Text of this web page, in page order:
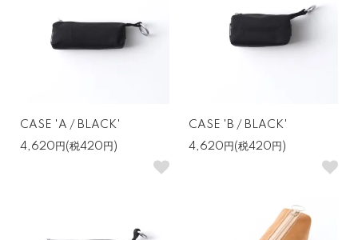
CASE 'A / BLACK'
4,620円(税420円)
CASE 'B / BLACK'
4,620円(税420円)